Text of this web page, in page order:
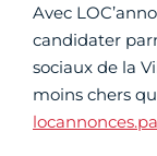
Avec
candidater
sociaux de la
moins chers